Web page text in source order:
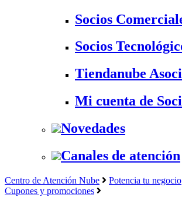
Socios
Socios
Tiendanube
Mi cuenta de
Novedades
Canales de atención
Centro de Atención Nube Potencia tu negocio
Cupones y promociones